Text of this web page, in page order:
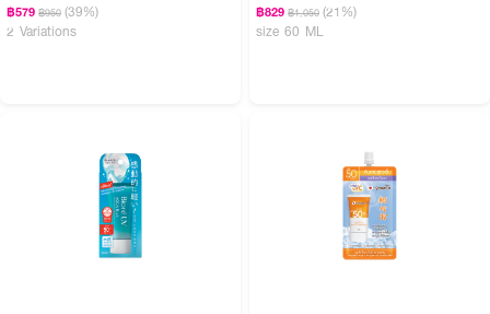
฿579 ฿950 (39%)
2 Variations
฿829 ฿1,050 (21%)
size 60 ML